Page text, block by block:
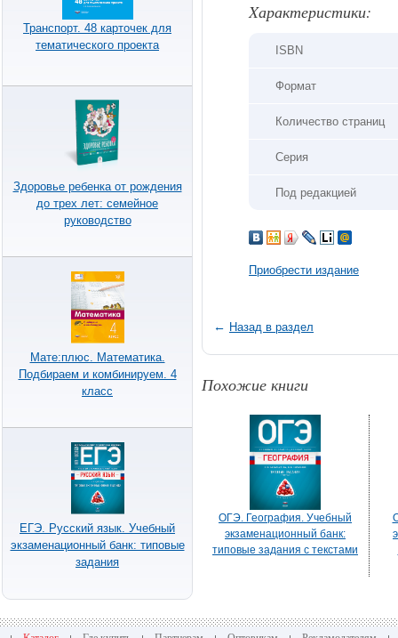
Транспорт. 48 карточек для
тематического проекта
Здоровье ребенка от рождения
до трех лет: семейное
руководство
Мате:плюс. Математика.
Подбираем и комбинируем. 4
класс
ЕГЭ. Русский язык. Учебный
экзаменационный банк: типовые
задания
Xарактеристики:
ISBN
Формат
Количество страниц
Серия
Под редакцией
Приобрести издание
← Назад в раздел
Похожие книги
ОГЭ. География. Учебный
экзаменационный банк:
типовые задания с текстами